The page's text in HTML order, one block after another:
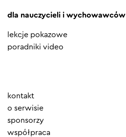
dla nauczycieli i wychowawców
lekcje pokazowe
poradniki video
Element
menu
kontakt
o serwisie
sponsorzy
współpraca